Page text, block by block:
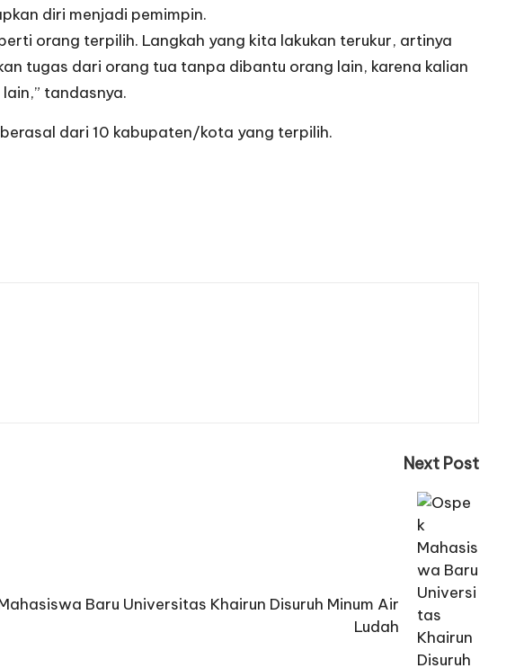
diri menjadi pemimpin.
orang terpilih. Langkah yang kita lakukan terukur, artinya
tugas dari orang tua tanpa dibantu orang lain, karena kalian
tandasnya.
dari 10 kabupaten/kota yang terpilih.
Next Post
Baru Universitas Khairun Disuruh Minum Air
Ludah